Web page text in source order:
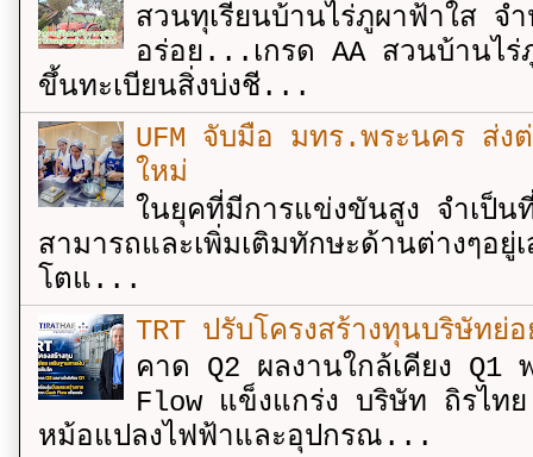
สวนทุเรียนบ้านไร่ภูผาฟ้าใส
อร่อย...เกรด AA สวนบ้านไ
ขึ้นทะเบียนสิ่งบ่งชี...
UFM จับมือ มทร.พระนคร ส่งต่
ใหม่
ในยุคที่มีการแข่งขันสูง จำเป็
สามารถและเพิ่มเติมทักษะด้านต่างๆอยู่
โตแ...
TRT ปรับโครงสร้างทุนบริษัทย่
คาด Q2 ผลงานใกล้เคียง Q1
Flow แข็งแกร่ง บริษัท ถิรไ
หม้อแปลงไฟฟ้าและอุปกรณ...